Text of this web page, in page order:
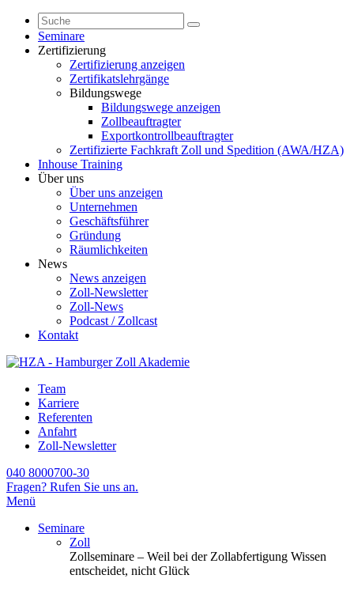
Seminare
Zertifizierung
Zertifizierung anzeigen
Zertifikatslehrgänge
Bildungswege
Bildungswege anzeigen
Zollbeauftragter
Exportkontrollbeauftragter
Zertifizierte Fachkraft Zoll und Spedition (AWA/HZA)
Inhouse Training
Über uns
Über uns anzeigen
Unternehmen
Geschäftsführer
Gründung
Räumlichkeiten
News
News anzeigen
Zoll-Newsletter
Zoll-News
Podcast / Zollcast
Kontakt
Team
Karriere
Referenten
Anfahrt
Zoll-Newsletter
040 8000700-30
Fragen? Rufen Sie uns an.
Menü
Seminare
Zoll
Zollseminare – Weil bei der Zollabfertigung Wissen
entscheidet, nicht Glück